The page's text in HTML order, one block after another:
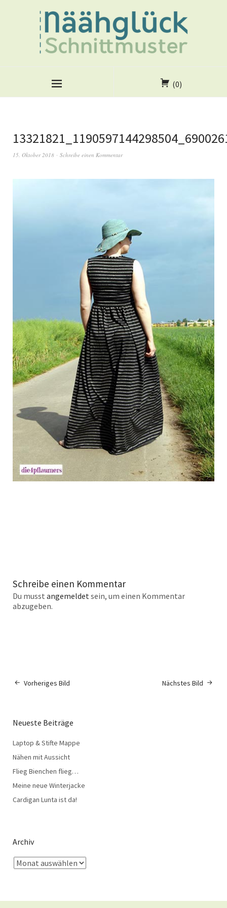
(0)
15. Oktober 2018 Schreibe einen Kommentar
Schreibe einen Kommentar
Du musst angemeldetsein, um einen Kommentar
abzugeben.
Nächstes Bild
Vorheriges Bild
Neueste Beiträge
Laptop & Stifte Mappe
Nähen mit Aussicht
Flieg Bienchen flieg…
Meine neue Winterjacke
Cardigan Lunta ist da!
Archiv